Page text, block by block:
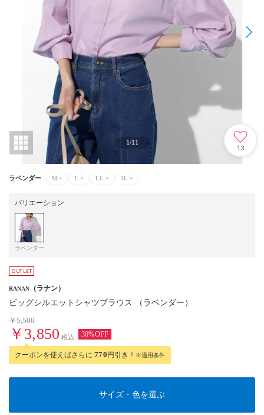
1/11
13
ラベンダー M × L × LL × 3L ×
バリエーション
ラベンダー
RANAN （ラナン）
ビッグシルエットシャツブラウス （ラベンダー）
￥5,500
￥3,850 税込 30%OFF
クーポンを使えばさらに 770円引き！ ※適用条件
サイズ・色を選ぶ